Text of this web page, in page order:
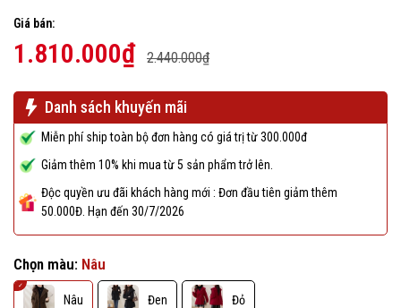
Giá bán:
1.810.000₫ 2.440.000₫
Danh sách khuyến mãi
Miễn phí ship toàn bộ đơn hàng có giá trị từ 300.000đ
Giảm thêm 10% khi mua từ 5 sản phẩm trở lên.
Độc quyền ưu đãi khách hàng mới : Đơn đầu tiên giảm thêm
50.000Đ. Hạn đến 30/7/2026
Chọn màu: Nâu
Nâu Đen Đỏ